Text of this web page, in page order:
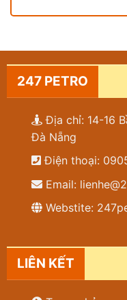
247 PETRO
Địa chỉ: 14-16
Đà Nẵng
Điện thoại:
Email:
Webstite:
LIÊN KẾT